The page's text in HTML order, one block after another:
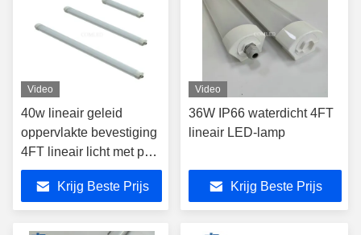
Video
40w lineair geleid
oppervlakte bevestiging
4FT lineair licht met pers
type terminal blok IP66
Krijg Beste Prijs
Video
36W IP66 waterdicht 4FT
lineair LED-lamp
Krijg Beste Prijs